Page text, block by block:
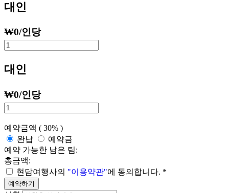
대인
₩0/인당
대인
₩0/인당
예약금액 ( 30% )
완납
예약금
예약 가능한 남은 팀:
총금액:
현담여행사의 "이용약관"에 동의합니다. *
예약하기